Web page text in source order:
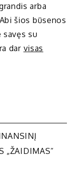
arba
šios būsenos
su
dar visas
„ŽAIDIMAS“